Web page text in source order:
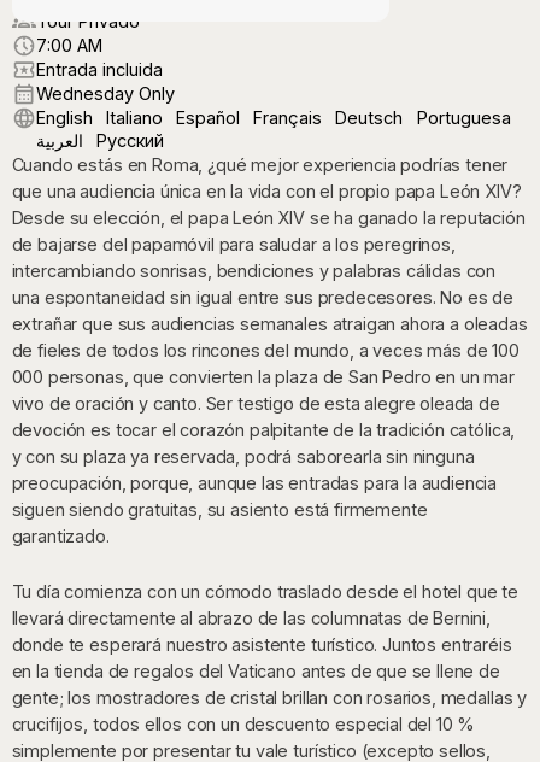
Tour Privado
7:00 AM
Entrada incluida
Wednesday Only
English
Italiano Español Français Deutsch
Portuguesa
العربية
Русский
Cuando estás en Roma, ¿qué mejor experiencia podrías tener
que una audiencia única en la vida con el propio papa León XIV?
Desde su elección, el papa León XIV se ha ganado la reputación
de bajarse del papamóvil para saludar a los peregrinos,
intercambiando sonrisas, bendiciones y palabras cálidas con
una espontaneidad sin igual entre sus predecesores. No es de
extrañar que sus audiencias semanales atraigan ahora a oleadas
de fieles de todos los rincones del mundo, a veces más de 100
000 personas, que convierten la plaza de San Pedro en un mar
vivo de oración y canto. Ser testigo de esta alegre oleada de
devoción es tocar el corazón palpitante de la tradición católica,
y con su plaza ya reservada, podrá saborearla sin ninguna
preocupación, porque, aunque las entradas para la audiencia
siguen siendo gratuitas, su asiento está firmemente
garantizado.
Tu día comienza con un cómodo traslado desde el hotel que te
llevará directamente al abrazo de las columnatas de Bernini,
donde te esperará nuestro asistente turístico. Juntos entraréis
en la tienda de regalos del Vaticano antes de que se llene de
gente; los mostradores de cristal brillan con rosarios, medallas y
crucifijos, todos ellos con un descuento especial del 10 %
simplemente por presentar tu vale turístico (excepto sellos,